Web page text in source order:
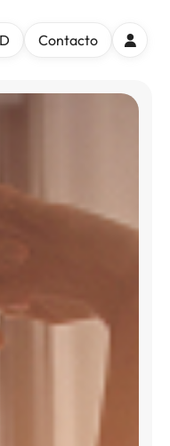
Contacto